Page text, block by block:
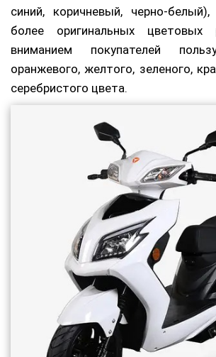
синий, коричневый, черно-
более оригинальных цветовых
вниманием покупателей
оранжевого, желтого, зеленого,
серебристого цвета.